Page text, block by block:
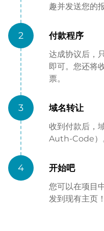
趣并发送您的
2 付款程序
达成协议后，
即可。您还将
票。
3 域名转让
收到付款后，
Auth-Code）
4 开始吧
您可以在项目
发到现有主页！